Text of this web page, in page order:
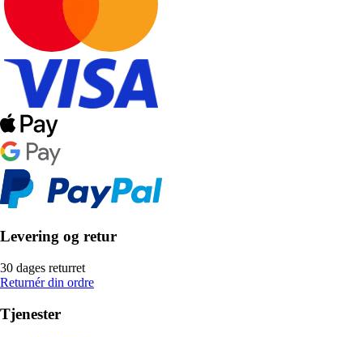
Levering og retur
30 dages returret
Returnér din ordre
Tjenester